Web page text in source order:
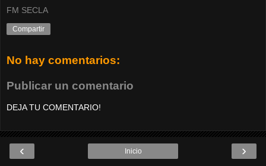
FM SECLA
Compartir
No hay comentarios:
Publicar un comentario
DEJA TU COMENTARIO!
‹ ›
Inicio